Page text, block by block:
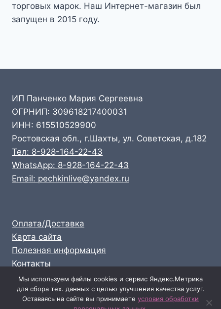
торговых марок. Наш Интернет-магазин был
запущен в 2015 году.
ИП Панченко Мария Сергеевна
ОГРНИП: 309618217400031
ИНН: 615510529900
Ростовская обл., г.Шахты, ул. Советская, д.182
Тел: 8-928-164-22-43
WhatsApp: 8-928-164-22-43
Email: pechkinlive@yandex.ru
Оплата/Доставка
Карта сайта
Полезная информация
Контакты
Личный кабинет
Опт: 8-928-164-22-43
Розница: 8-989-711-58-47
Мы используем файлы cookies и сервис Яндекс.Метрика
для сбора тех. данных с целью улучшения качества услуг.
Оставаясь на сайте вы принимаете условия обработки